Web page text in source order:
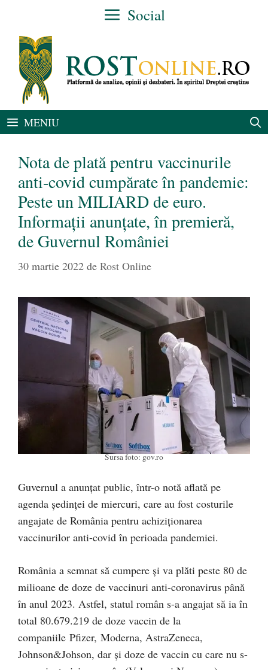
conținut
Social
MENIU
Nota de plată pentru vaccinurile
anti-covid cumpărate în pandemie:
Peste un MILIARD de euro.
Informații anunțate, în premieră,
de Guvernul României
30 martie 2022 de Rost Online
Sursa foto: gov.ro
Guvernul a anunțat public, într-o notă aflată pe
agenda ședinței de miercuri, care au fost costurile
angajate de România pentru achiziționarea
vaccinurilor anti-covid în perioada pandemiei.
România a semnat să cumpere și va plăti peste 80 de
milioane de doze de vaccinuri anti-coronavirus până
în anul 2023. Astfel, statul român s-a angajat să ia în
total 80.679.219 de doze vaccin de la
companiile Pfizer, Moderna, AstraZeneca,
Johnson&Johson, dar și doze de vaccin cu care nu s-